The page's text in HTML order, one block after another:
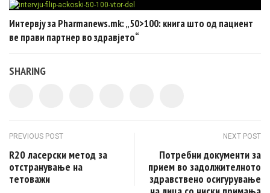
Интервју за Pharmanews.mk: „50>100: книга што од пациент
ве прави партнер во здравјето“
SHARING
Post navigation
PREVIOUS POST
R20 ласерски метод за
отстранување на
тетоважи
NEXT POST
Потребни документи за
прием во задолжителното
здравствено осигурување